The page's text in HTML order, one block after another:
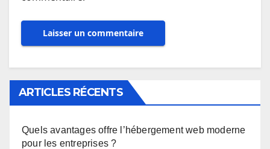
ARTICLES RÉCENTS
Quels avantages offre l’hébergement web moderne
pour les entreprises ?